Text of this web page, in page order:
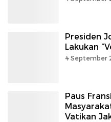
Presiden
Lakukan
4 September
Paus
Vatikan